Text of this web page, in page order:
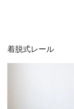
着脱式レール